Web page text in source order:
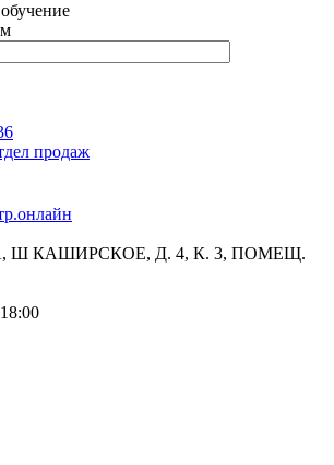
продаж
Ш КАШИРСКОЕ, Д. 4, К. 3, ПОМЕЩ.